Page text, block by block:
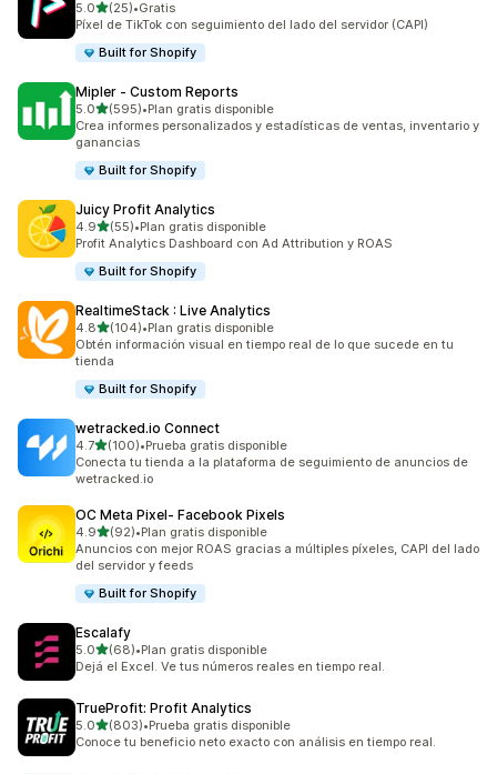
5.0de 5 estrellas
(25)
25 reseñas en total
•Gratis
Píxel de TikTok con seguimiento del lado del servidor (CAPI)
Built for Shopify
Mipler ‑ Custom Reports
5.0de 5 estrellas
(595)
595 reseñas en total
•Plan gratis disponible
Crea informes personalizados y estadísticas de ventas, inventario y
ganancias
Built for Shopify
Juicy Profit Analytics
4.9de 5 estrellas
(55)
55 reseñas en total
•Plan gratis disponible
Profit Analytics Dashboard con Ad Attribution y ROAS
Built for Shopify
RealtimeStack : Live Analytics
4.8de 5 estrellas
(104)
104 reseñas en total
•Plan gratis disponible
Obtén información visual en tiempo real de lo que sucede en tu
tienda
Built for Shopify
wetracked.io Connect
4.7de 5 estrellas
(100)
100 reseñas en total
•Prueba gratis disponible
Conecta tu tienda a la plataforma de seguimiento de anuncios de
wetracked.io
OC Meta Pixel‑ Facebook Pixels
4.9de 5 estrellas
(92)
92 reseñas en total
•Plan gratis disponible
Anuncios con mejor ROAS gracias a múltiples píxeles, CAPI del lado
del servidor y feeds
Built for Shopify
Escalafy
5.0de 5 estrellas
(68)
68 reseñas en total
•Plan gratis disponible
Dejá el Excel. Ve tus números reales en tiempo real.
TrueProfit: Profit Analytics
5.0de 5 estrellas
(803)
803 reseñas en total
•Prueba gratis disponible
Conoce tu beneficio neto exacto con análisis en tiempo real.